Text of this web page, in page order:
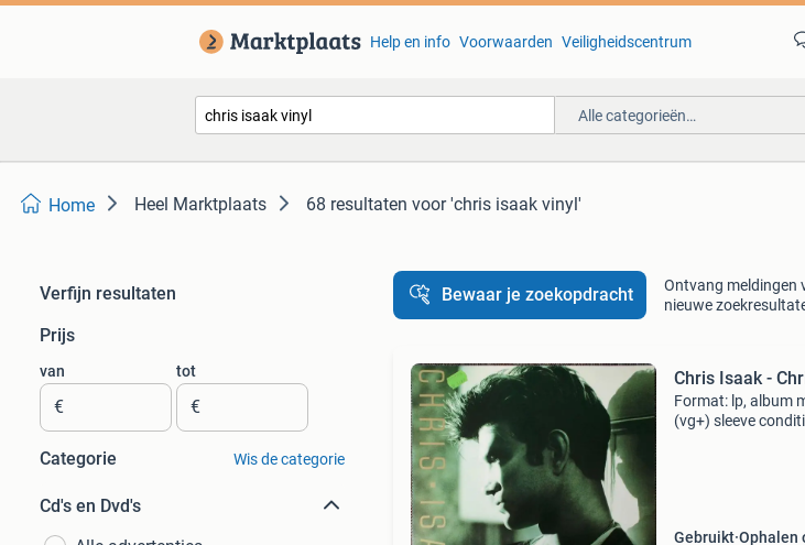
Help en info Voorwaarden Veiligheidscentrum
Alle categorieën…
Home Heel Marktplaats 68 resultaten voor 'chris isaak vinyl'
Verfijn resultaten
Prijs
van
€
tot
€
Categorie Wis de categorie
Cd's en Dvd's
Bewaar je zoekopdracht
Ontvang meldingen
nieuwe
Chris Isaak -
Format: lp, album
(vg+) sleeve
Gebruikt Ophalen